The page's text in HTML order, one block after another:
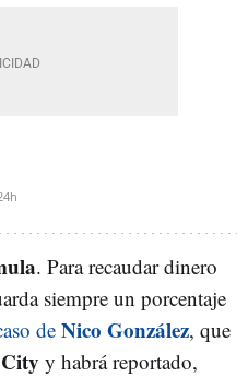
. Para recaudar dinero
siempre un porcentaje
deNico González, que
y habrá reportado,